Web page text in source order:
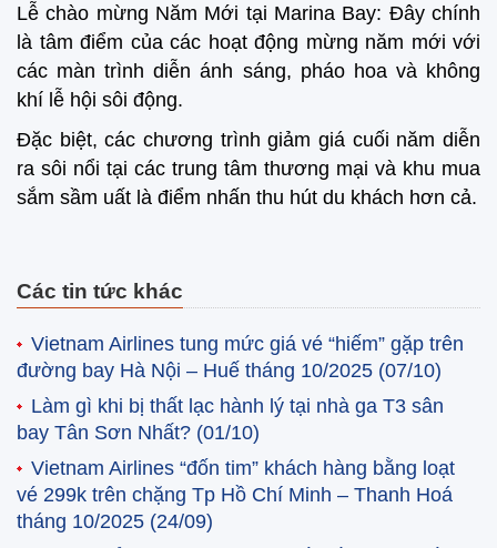
Lễ chào mừng Năm Mới tại Marina Bay: Đây chính
là tâm điểm của các hoạt động mừng năm mới với
các màn trình diễn ánh sáng, pháo hoa và không
khí lễ hội sôi động.
Đặc biệt, các chương trình giảm giá cuối năm diễn
ra sôi nổi tại các trung tâm thương mại và khu mua
sắm sầm uất là điểm nhấn thu hút du khách hơn cả.
Các tin tức khác
Vietnam Airlines tung mức giá vé “hiếm” gặp trên
đường bay Hà Nội – Huế tháng 10/2025 (07/10)
Làm gì khi bị thất lạc hành lý tại nhà ga T3 sân
bay Tân Sơn Nhất? (01/10)
Vietnam Airlines “đốn tim” khách hàng bằng loạt
vé 299k trên chặng Tp Hồ Chí Minh – Thanh Hoá
tháng 10/2025 (24/09)